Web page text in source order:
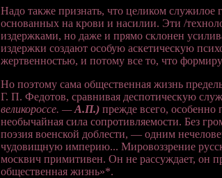
Надо также признать, что целиком служилое
основанных на крови и насилии. Эти /
издержками, но даже и прямо склонен
издержки создают особую аскетическую
жертвенностью, и потому все то, что
Но поэтому сама общественная жизнь
Г. П. Федотов, сравнивая деспотическую
великороссе. —А.П.) прежде всего,
необычайная сила сопротивляемости. Без
поэзия военской доблести, — одним
чудовищную империю... Мировоззрение
москвич примитивен. Он не рассуждает, он
общественная жизнь»*.